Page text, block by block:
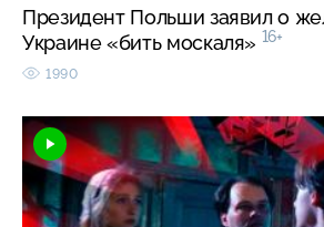
Президент Польши заявил о
Украине «бить москаля» 16+
1990